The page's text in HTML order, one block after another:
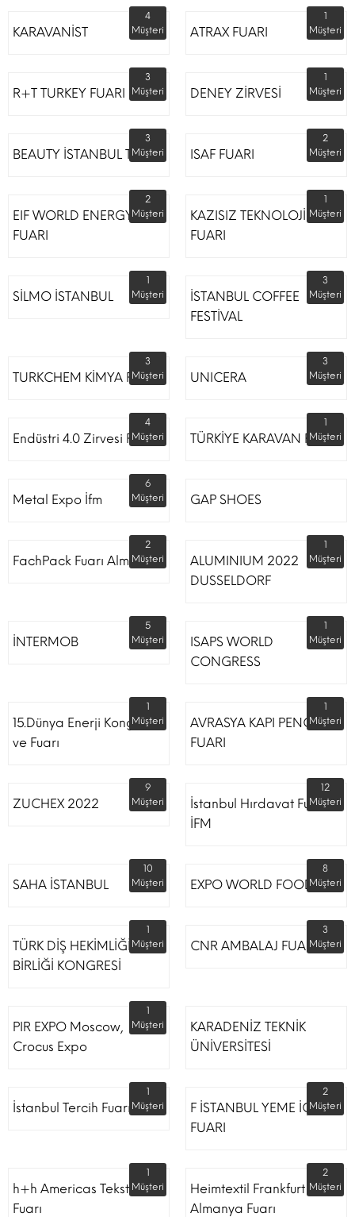
KARAVANİST
4
Müşteri
ATRAX FUARI
1
Müşteri
R+T TURKEY FUARI
3
Müşteri
DENEY ZİRVESİ
1
Müşteri
BEAUTY İSTANBUL TÜYAP
3
Müşteri
ISAF FUARI
2
Müşteri
EIF WORLD ENERGY
FUARI
2
Müşteri
KAZISIZ TEKNOLOJİLER
FUARI
1
Müşteri
SİLMO İSTANBUL
1
Müşteri
İSTANBUL COFFEE
FESTİVAL
3
Müşteri
TURKCHEM KİMYA FUARI
3
Müşteri
UNICERA
3
Müşteri
Endüstri 4.0 Zirvesi Fuarı
4
Müşteri
TÜRKİYE KARAVAN FUARI
1
Müşteri
Metal Expo İfm
6
Müşteri
GAP SHOES
FachPack Fuarı Almanya
2
Müşteri
ALUMINIUM 2022
DUSSELDORF
1
Müşteri
İNTERMOB
5
Müşteri
ISAPS WORLD
CONGRESS
1
Müşteri
15.Dünya Enerji Kongresi
ve Fuarı
1
Müşteri
AVRASYA KAPI PENCERE
FUARI
1
Müşteri
ZUCHEX 2022
9
Müşteri
İstanbul Hırdavat Fuarı
İFM
12
Müşteri
SAHA İSTANBUL
10
Müşteri
EXPO WORLD FOOD
8
Müşteri
TÜRK DİŞ HEKİMLİĞİ
BİRLİĞİ KONGRESİ
1
Müşteri
CNR AMBALAJ FUARI
3
Müşteri
PIR EXPO Moscow,
Crocus Expo
1
Müşteri
KARADENİZ TEKNİK
ÜNİVERSİTESİ
İstanbul Tercih Fuarı
1
Müşteri
F İSTANBUL YEME İÇME
FUARI
2
Müşteri
h+h Americas Tekstil
Fuarı
1
Müşteri
Heimtextil Frankfurt
Almanya Fuarı
2
Müşteri